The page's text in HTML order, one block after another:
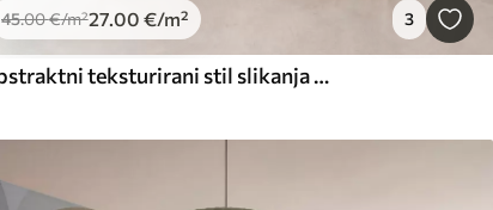
45.00€/m²27.00 €/m² 3
Apstraktni teksturirani stil slikanja s potezima kistom u nijansama bijele, sive i bež